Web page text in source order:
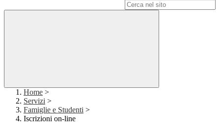
Home >
Servizi >
Famiglie e Studenti >
Iscrizioni on-line